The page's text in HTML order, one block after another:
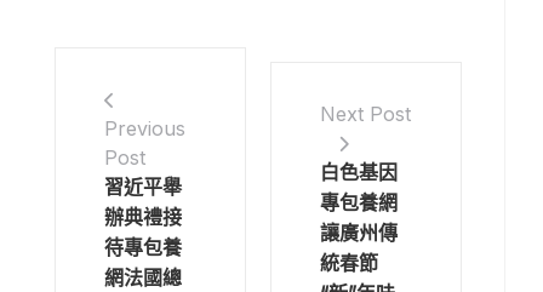
Previous
Post
習近平舉
辦典禮接
待專包養
網法國總
Next Post
白色基因
專包養網
讓廣州傳
統春節